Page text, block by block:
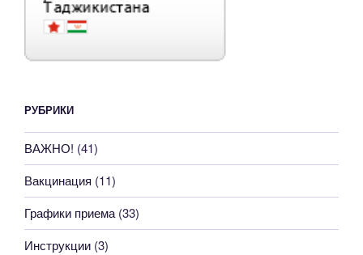
РУБРИКИ
ВАЖНО! (41)
Вакцинация (11)
Графики приема(33)
Инструкции (3)